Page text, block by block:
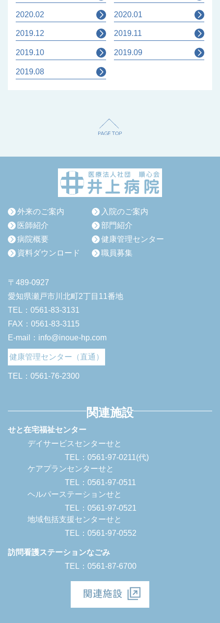
2020.02 2020.01
2019.12 2019.11
2019.10 2019.09
2019.08
外来のご案内
入院のご案内
医師紹介
部門紹介
病院概要
健康管理センター
資料ダウンロード
職員募集
〒489-0927
愛知県瀬戸市川北町2丁目11番地
TEL：0561-83-3131
FAX：0561-83-3115
E-mail：info@inoue-hp.com
健康管理センター（直通）
TEL：0561-76-2300
関連施設
せと在宅福祉センター
デイサービスセンターせと
TEL：0561-97-0211(代)
ケアプランセンターせと
TEL：0561-97-0511
ヘルパーステーションせと
TEL：0561-97-0521
地域包括支援センターせと
TEL：0561-97-0552
訪問看護ステーションなごみ
TEL：0561-87-6700